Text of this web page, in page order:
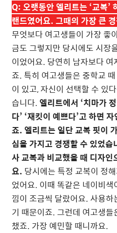
Q:오랫동안 엘리트는 ‘교복’
랜드였어요. 그때의 가장 큰
무엇보다 여고생들이 가장 좋
금도 그렇지만 당시에도 시장
이었어요. 당연히 남자보다
죠. 특히 여고생들은 중학교
이 있고, 자신이 선택할 수 있
습니다.엘리트에서 ‘치마가
다’ ‘재킷이 예쁘다’고 하면
죠. 엘리트는 일단 교복 핏이
심을 가지고 경쟁할 수 있었
사 교복과 비교했을 때 디자인
요. 당시에는 특정 교복이 정
었어요. 이때 똑같은 네이비
낌이 조금씩 달랐어요. 사용
기 때문이죠. 그런데 여고생
챘죠. 가장 예민할 때니까요.